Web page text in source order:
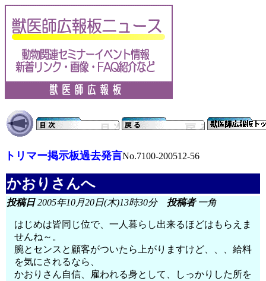
トリマー掲示板過去発言No.7100-200512-56
かおりさんへ
投稿日2005年10月20日(木)13時30分 投稿者一角
はじめは皆同じ位で、一人暮らし出来るほどはもらえま
せんね～。
腕とセンスと顧客がついたら上がりますけど、、、給料
を気にされるなら、
かおりさん自信、雇われる身として、しっかりした所を